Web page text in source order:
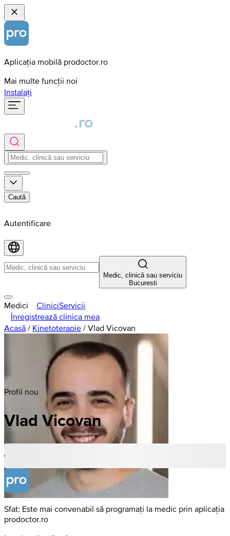
Aplicația mobilă prodoctor.ro
Mai multe funcții noi
Instalați
Caută
Autentificare
Medic, clinică sau serviciu
Bucuresti
Medici CliniciServicii
Înregistrează clinica mea
Acasă / Kinetoterapie / Vlad Vicovan
Profil nou
Vlad Vicovan
Sfat: Este mai convenabil să programați la medic prin aplicația
prodoctor.ro